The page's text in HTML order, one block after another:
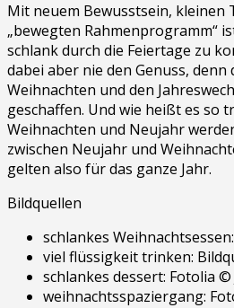
Mit neuem Bewusstsein, kleinen
„bewegten Rahmenprogramm“
schlank durch die Feiertage zu
dabei aber nie den Genuss, denn
Weihnachten und den
geschaffen. Und wie heißt es so
Weihnachten und Neujahr
zwischen Neujahr und
gelten also für das ganze Jahr.
Bildquellen
schlankes
viel flüssigkeit trinken:
schlankes dessert: Fotolia ©
weihnachtsspaziergang: